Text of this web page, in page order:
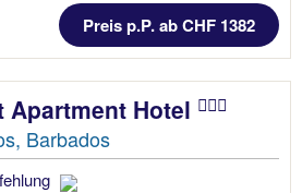
Preis p.P. ab CHF 1382
Apartment Hotel
Barbados